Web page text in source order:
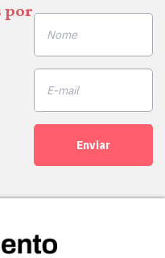
por
Enviar